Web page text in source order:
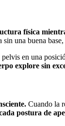
física
una buena
en una
explore sin
Cuando la
postura de